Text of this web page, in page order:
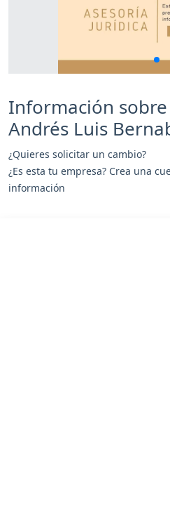
Información sobre
Andrés Luis
¿Quieres solicitar un cambio?
¿Es esta tu empresa? Crea una
información